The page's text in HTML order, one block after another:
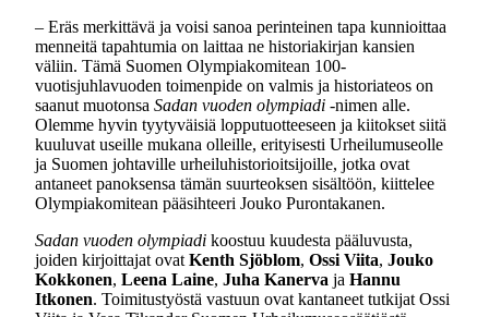
– Eräs merkittävä ja voisi sanoa perinteinen tapa kunnioittaa
menneitä tapahtumia on laittaa ne historiakirjan kansien
väliin. Tämä Suomen Olympiakomitean 100-
vuotisjuhlavuoden toimenpide on valmis ja historiateos on
saanut muotonsa Sadan vuoden olympiadi -nimen alle.
Olemme hyvin tyytyväisiä lopputuotteeseen ja kiitokset siitä
kuuluvat useille mukana olleille, erityisesti Urheilumuseolle
ja Suomen johtaville urheiluhistorioitsijoille, jotka ovat
antaneet panoksensa tämän suurteoksen sisältöön, kiittelee
Olympiakomitean pääsihteeri Jouko Purontakanen.
Sadan vuoden olympiadi koostuu kuudesta pääluvusta,
joiden kirjoittajat ovat Kenth Sjöblom, Ossi Viita, Jouko
Kokkonen, Leena Laine, Juha Kanerva ja Hannu
Itkonen. Toimitustyöstä vastuun ovat kantaneet tutkijat Ossi